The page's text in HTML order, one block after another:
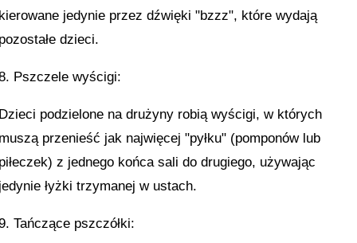
jedynie przez dźwięki "bzzz", które wydają
dzieci.
Pszczele wyścigi:
podzielone na drużyny robią wyścigi, w których
przenieść jak najwięcej "pyłku" (pomponów lub
z jednego końca sali do drugiego, używając
łyżki trzymanej w ustach.
Tańczące pszczółki: